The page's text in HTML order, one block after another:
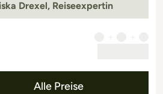
Drexel, Reiseexpertin
Alle Preise